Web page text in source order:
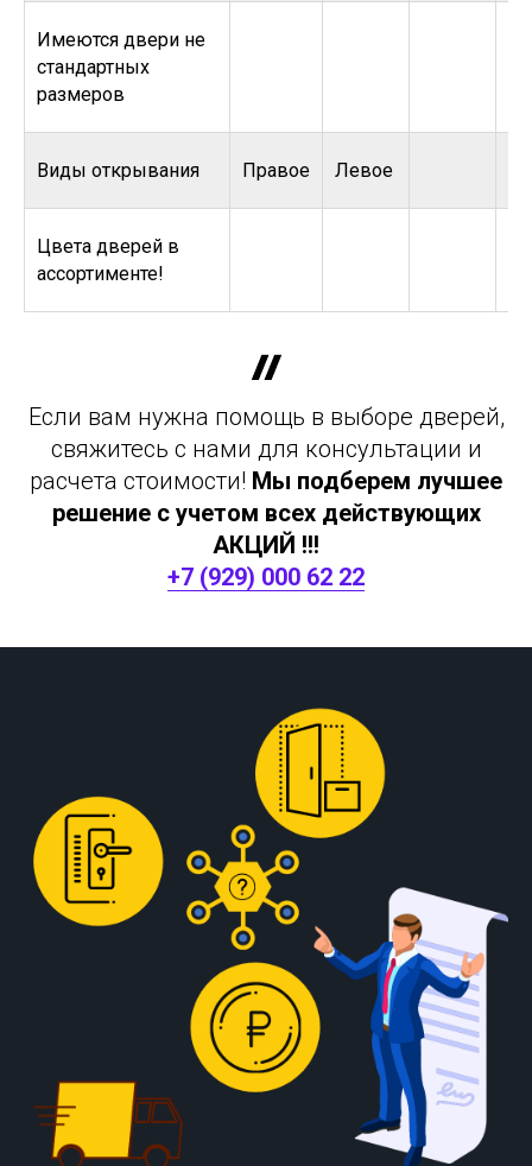
Имеются двери не
стандартных
размеров
Виды открывания Правое Левое
Цвета дверей в
ассортименте!
Если вам нужна помощь в выборе дверей,
свяжитесь с нами для консультации и
расчета стоимости! Мы подберем лучшее
решение с учетом всех действующих
АКЦИЙ !!!
+7 (929) 000 62 22